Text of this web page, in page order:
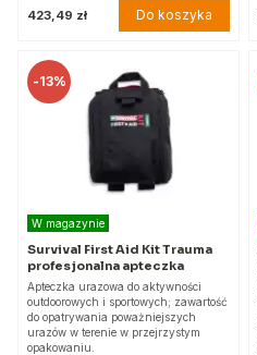
423,49 zł Do koszyka
-13%
W magazynie
Survival First Aid Kit Trauma
profesjonalna apteczka
Apteczka urazowa do aktywności
outdoorowych i sportowych; zawartość
do opatrywania poważniejszych
urazów w terenie w przejrzystym
opakowaniu.